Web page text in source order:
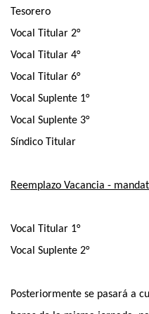
Tesorero
Vocal Titular 2°
Vocal Titular 4°
Vocal Titular 6°
Vocal Suplente 1°
Vocal Suplente 3°
Síndico Titular
Reemplazo Vacancia -
Vocal Titular 1°
Vocal Suplente 2°
Posteriormente se pasará a